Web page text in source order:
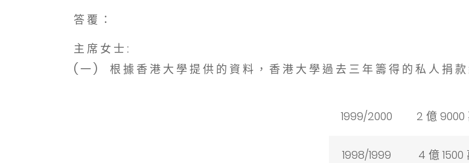
答 覆 ：
主 席 女 士 :
( 一 )
根 據 香 港 大 學 提 供 的 資 料 ， 香 港 大 學 過 去 三 年 籌 得 的 私 人 捐 款
1999/2000 2 億 9000
1998/1999 4 億 1500